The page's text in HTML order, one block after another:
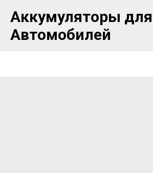
Аккумуляторы для
Автомобилей